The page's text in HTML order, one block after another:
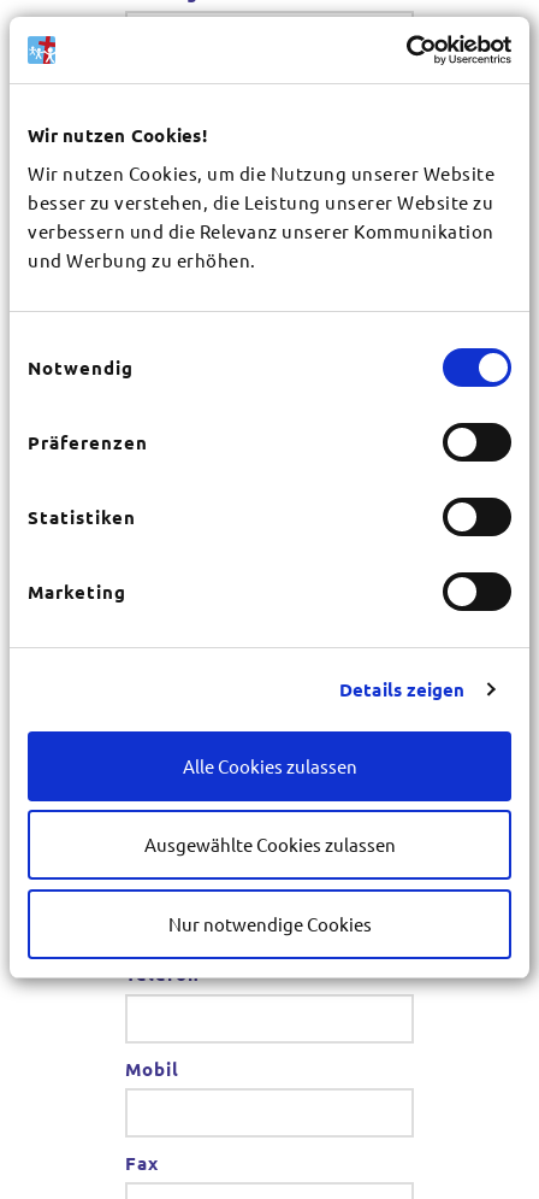
Wir nutzen Cookies!
Wir nutzen Cookies, um die Nutzung unserer Website
besser zu verstehen, die Leistung unserer Website zu
verbessern und die Relevanz unserer Kommunikation
und Werbung zu erhöhen.
Notwendig
Präferenzen
Statistiken
Marketing
Details zeigen
Alle Cookies zulassen
Ausgewählte Cookies zulassen
Nur notwendige Cookies
Gemeinde / Organisation *
Vorname*
E-Mail*
Telefon*
Mobil
Fax